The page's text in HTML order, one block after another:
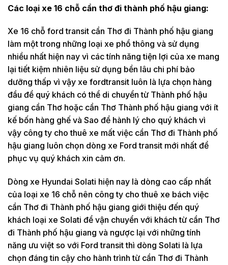
Các loại xe 16 chỗ cần thơ đi thành phố hậu giang:
Xe 16 chỗ ford transit cần Thơ đi Thành phố hậu giang
làm một trong những loại xe phổ thông và sử dụng
nhiều nhất hiện nay vì các tính năng tiện lợi của xe mang
lại tiết kiệm nhiên liệu sử dụng bền lâu chi phí bảo
dưỡng thấp vì vậy xe fordtransit luôn là lựa chọn hàng
đầu để quý khách có thể di chuyển từ Thành phố hậu
giang cần Thơ hoặc cần Thơ Thành phố hậu giang với ít
kế bốn hàng ghế và Sao để hành lý cho quý khách vì
vậy công ty cho thuê xe mất việc cần Thơ đi Thành phố
hậu giang luôn chọn dòng xe Ford transit mới nhất để
phục vụ quý khách xin cảm ơn.
Dòng xe Hyundai Solati hiện nay là dòng cao cấp nhất
của loại xe 16 chỗ nên công ty cho thuê xe bách việc
cần Thơ đi Thành phố hậu giang giới thiệu đến quý
khách loại xe Solati để vận chuyển với khách từ cần Thơ
đi Thành phố hậu giang và ngược lại với những tính
năng ưu việt so với Ford transit thì dòng Solati là lựa
chọn đáng tin cậy cho hành trình từ cần Thơ đi Thành